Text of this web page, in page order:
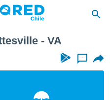
- VA
...